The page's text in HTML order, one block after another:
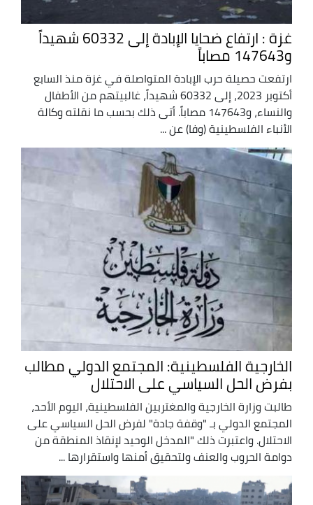
غزة : ارتفاع ضحايا الإبادة إلى 60332 شهيداً
ارتفعت حصيلة حرب الإبادة المتواصلة في غزة منذ السابع
أكتوبر 2023، إلى 60332 شهيداً، غالبيتهم من الأطفال
والنساء، و147643 مصاباً. أتى ذلك بحسب ما نقلته وكالة
الأنباء الفلسطينية (وفا) عن ...
الخارجية الفلسطينية: المجتمع الدولي مطالب
بفرض الحل السياسي على الاحتلال
طالبت وزارة الخارجية والمغتربين الفلسطينية، اليوم الأحد،
المجتمع الدولي بـ "وقفة جادة" لفرض الحل السياسي على
الاحتلال. واعتبرت ذلك "المدخل الوحيد لإنقاذ المنطقة من
دوامة الحروب والعنف ولتحقيق أمنها واستقرارها ...